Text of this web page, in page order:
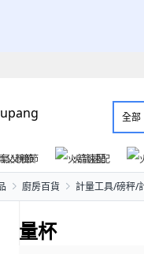
全部
父親節
火箭速配
廚房百貨 計量工具/磅秤/
量杯